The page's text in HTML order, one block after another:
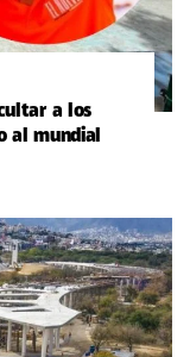
a los
al mundial